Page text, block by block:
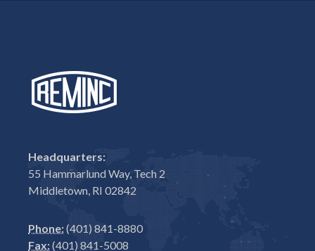
Headquarters:
55 Hammarlund Way, Tech 2
Middletown, RI 02842
Phone:(401) 841-8880
Fax:(401) 841-5008